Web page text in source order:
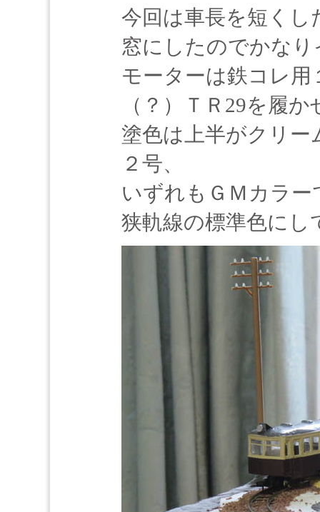
今回は車長を短くし
窓にしたのでかな
モーターは鉄コレ
（？）ＴＲ29を履
塗色は上半がクリー
２号、
いずれもＧＭカラ
狭軌線の標準色にし